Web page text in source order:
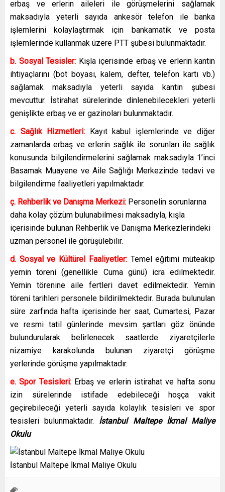
erbaş ve erlerin aileleri ile görüşmelerini sağlamak
maksadıyla yeterli sayıda ankesör telefon ile banka
işlemlerini kolaylaştırmak için bankamatik ve posta
işlemlerinde kullanmak üzere PTT şubesi bulunmaktadır.
b. Sosyal Tesisler: Kışla içerisinde erbaş ve erlerin kantin
ihtiyaçlarını (bot boyası, kalem, defter, telefon kartı vb.)
sağlamak maksadıyla yeterli sayıda kantin şubesi
mevcuttur. İstirahat sürelerinde dinlenebilecekleri yeterli
genişlikte erbaş ve er gazinoları bulunmaktadır.
c. Sağlık Hizmetleri: Kayıt kabul işlemlerinde ve diğer
zamanlarda erbaş ve erlerin sağlık ile sorunları ile sağlık
konusunda bilgilendirmelerini sağlamak maksadıyla 1’inci
Basamak Muayene ve Aile Sağlığı Merkezinde tedavi ve
bilgilendirme faaliyetleri yapılmaktadır.
ç. Rehberlik ve Danışma Merkezi: Personelin sorunlarına
daha kolay çözüm bulunabilmesi maksadıyla, kışla
içerisinde bulunan Rehberlik ve Danışma Merkezlerindeki
uzman personel ile görüşülebilir.
d. Sosyal ve Kültürel Faaliyetler: Temel eğitimi müteakip
yemin töreni (genellikle Cuma günü) icra edilmektedir.
Yemin törenine aile fertleri davet edilmektedir. Yemin
töreni tarihleri personele bildirilmektedir. Burada bulunulan
süre zarfında hafta içerisinde her saat, Cumartesi, Pazar
ve resmi tatil günlerinde mevsim şartları göz önünde
bulundurularak belirlenecek saatlerde ziyaretçilerle
nizamiye karakolunda bulunan ziyaretçi görüşme
yerlerinde görüşme yapılmaktadır.
e. Spor Tesisleri:Erbaş ve erlerin istirahat ve hafta sonu
izin sürelerinde istifade edebileceği hoşça vakit
geçirebileceği yeterli sayıda kolaylık tesisleri ve spor
tesisleri bulunmaktadır. İstanbul Maltepe İkmal Maliye
Okulu
İstanbul Maltepe İkmal Maliye Okulu